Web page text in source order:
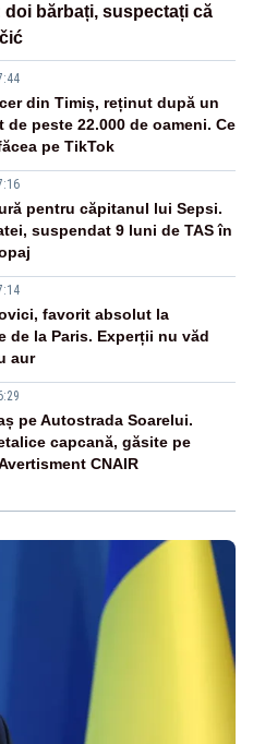
bărbați, suspectați că
din Timiș, reținut după un
de peste 22.000 de oameni. Ce
pe TikTok
pentru căpitanul lui Sepsi.
suspendat 9 luni de TAS în
favorit absolut la
de la Paris. Experții nu văd
aur
pe Autostrada Soarelui.
capcană, găsite pe
CNAIR